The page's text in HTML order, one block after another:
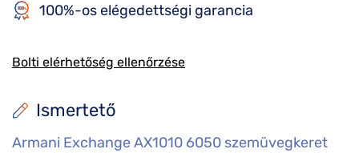
Ismertető
Armani Exchange AX1010 6050 szemüvegkeret
100%-os elégedettségi garancia
Bolti elérhetőség ellenőrzése